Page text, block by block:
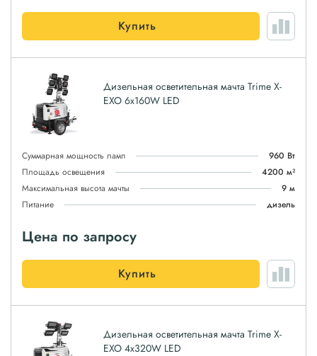
Купить
Дизельная осветительная мачта Trime X-
EXO 6x160W LED
Суммарная мощность ламп
960 Вт
Площадь освещения
4200 м²
Максимальная высота мачты
9 м
Питание
дизель
Цена по запросу
Купить
Дизельная осветительная мачта Trime X-
EXO 4x320W LED